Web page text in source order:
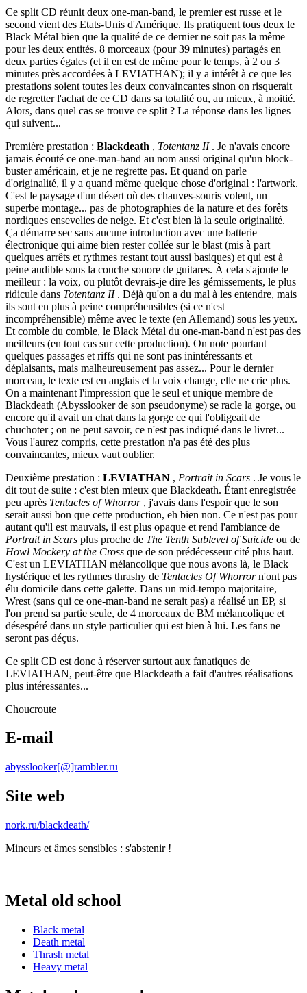
Ce split CD réunit deux one-man-band, le premier est russe et le
second vient des Etats-Unis d'Amérique. Ils pratiquent tous deux le
Black Métal bien que la qualité de ce dernier ne soit pas la même
pour les deux entités. 8 morceaux (pour 39 minutes) partagés en
deux parties égales (et il en est de même pour le temps, à 2 ou 3
minutes près accordées à LEVIATHAN); il y a intérêt à ce que les
prestations soient toutes les deux convaincantes sinon on risquerait
de regretter l'achat de ce CD dans sa totalité ou, au mieux, à moitié.
Alors, dans quel cas se trouve ce split ? La réponse dans les lignes
qui suivent...
Première prestation : Blackdeath , Totentanz II. Je n'avais encore
jamais écouté ce one-man-band au nom aussi original qu'un block-
buster américain, et je ne regrette pas. Et quand on parle
d'originalité, il y a quand même quelque chose d'original : l'artwork.
C'est le paysage d'un désert où des chauves-souris volent, un
superbe montage... pas de photographies de la nature et des forêts
nordiques ensevelies de neige. Et c'est bien là la seule originalité.
Ça démarre sec sans aucune introduction avec une batterie
électronique qui aime bien rester collée sur le blast (mis à part
quelques arrêts et rythmes restant tout aussi basiques) et qui est à
peine audible sous la couche sonore de guitares. À cela s'ajoute le
meilleur : la voix, ou plutôt devrais-je dire les gémissements, le plus
ridicule dans Totentanz II. Déjà qu'on a du mal à les entendre, mais
ils sont en plus à peine compréhensibles (si ce n'est
incompréhensible) même avec le texte (en Allemand) sous les yeux.
Et comble du comble, le Black Métal du one-man-band n'est pas des
meilleurs (en tout cas sur cette production). On note pourtant
quelques passages et riffs qui ne sont pas inintéressants et
déplaisants, mais malheureusement pas assez... Pour le dernier
morceau, le texte est en anglais et la voix change, elle ne crie plus.
On a maintenant l'impression que le seul et unique membre de
Blackdeath (Abysslooker de son pseudonyme) se racle la gorge, ou
encore qu'il avait un chat dans la gorge ce qui l'obligeait de
chuchoter ; on ne peut savoir, ce n'est pas indiqué dans le livret...
Vous l'aurez compris, cette prestation n'a pas été des plus
convaincantes, mieux vaut oublier.
Deuxième prestation : LEVIATHAN , Portrait in Scars . Je vous le
dit tout de suite : c'est bien mieux que Blackdeath. Étant enregistrée
peu après Tentacles of Whorror, j'avais dans l'espoir que le son
serait aussi bon que cette production, eh bien non. Ce n'est pas pour
autant qu'il est mauvais, il est plus opaque et rend l'ambiance de
Portrait in Scars plus proche de The Tenth Sublevel of Suicide ou de
Howl Mockery at the Cross que de son prédécesseur cité plus haut.
C'est un LEVIATHAN mélancolique que nous avons là, le Black
hystérique et les rythmes thrashy de Tentacles Of Whorrorn'ont pas
élu domicile dans cette galette. Dans un mid-tempo majoritaire,
Wrest (sans qui ce one-man-band ne serait pas) a réalisé un EP, si
l'on prend sa partie seule, de 4 morceaux de BM mélancolique et
désespéré dans un style particulier qui est bien à lui. Les fans ne
seront pas déçus.
Ce split CD est donc à réserver surtout aux fanatiques de
LEVIATHAN, peut-être que Blackdeath a fait d'autres réalisations
plus intéressantes...
Choucroute
E-mail
abysslooker[@]rambler.ru
Site web
nork.ru/blackdeath/
Mineurs et âmes sensibles : s'abstenir !
Metal old school
Black metal
Death metal
Thrash metal
Heavy metal